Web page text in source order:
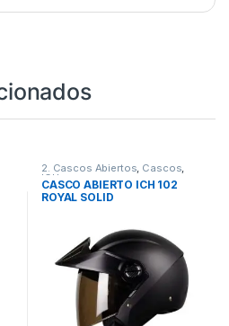
2. Cascos Abiertos, Cascos,
ICH
CASCO ABIERTO ICH 102
ROYAL SOLID